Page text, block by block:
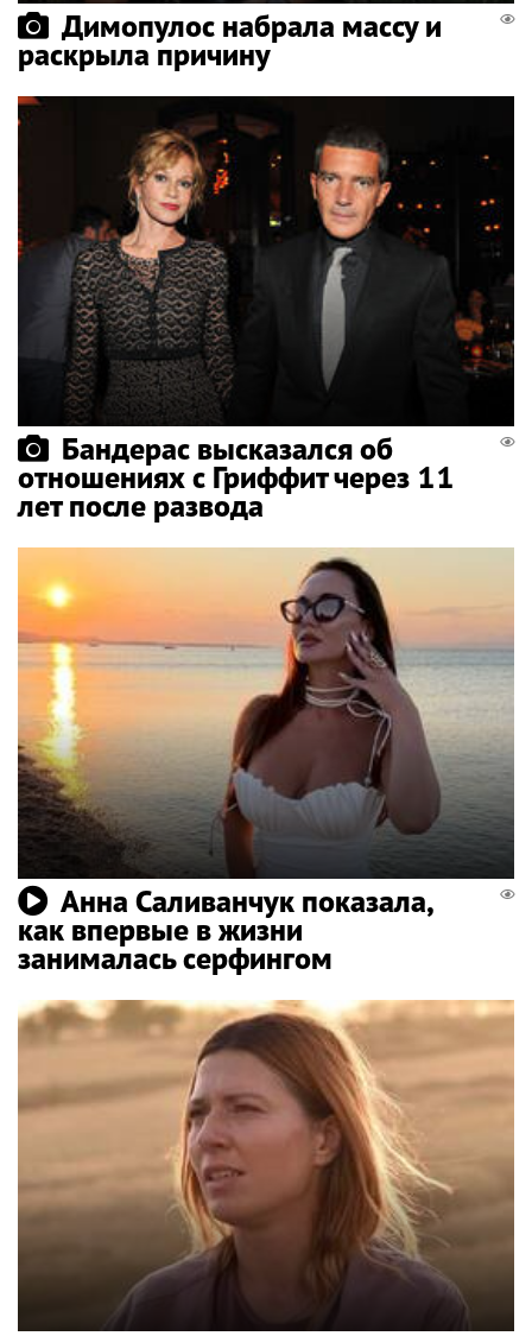
Димопулос набрала массу и
раскрыла причину
Бандерас высказался об
отношениях с Гриффит через 11
лет после развода
Анна Саливанчук показала,
как впервые в жизни
занималась серфингом